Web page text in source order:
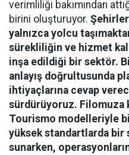
verimliliği bakımından
birini oluşturuyor. Şehirler
yalnızca yolcu
sürekliliğin ve hizmet
inşa edildiği bir sektör.
anlayış doğrultusunda
ihtiyaçlarına cevap
sürdürüyoruz. Filomuza
Tourismo modelleriyle
yüksek standartlarda bir
sunarken,